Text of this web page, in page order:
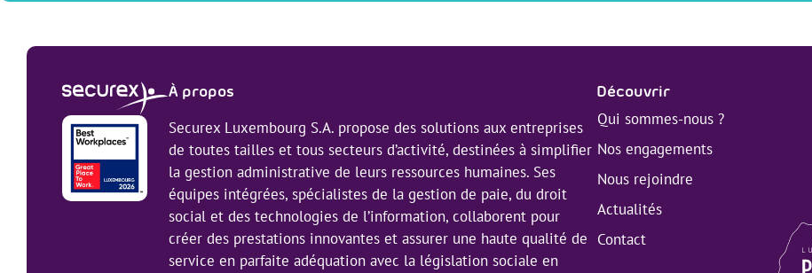
À propos
Securex Luxembourg S.A. propose des solutions aux entreprises
de toutes tailles et tous secteurs d’activité, destinées à simplifier
la gestion administrative de leurs ressources humaines. Ses
équipes intégrées, spécialistes de la gestion de paie, du droit
social et des technologies de l’information, collaborent pour
créer des prestations innovantes et assurer une haute qualité de
service en parfaite adéquation avec la législation sociale en
Découvrir
Qui sommes-nous ?
Nos engagements
Nous rejoindre
Actualités
Contact